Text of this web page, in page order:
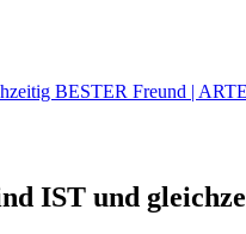
BESTER Freund | ARTE
IST und